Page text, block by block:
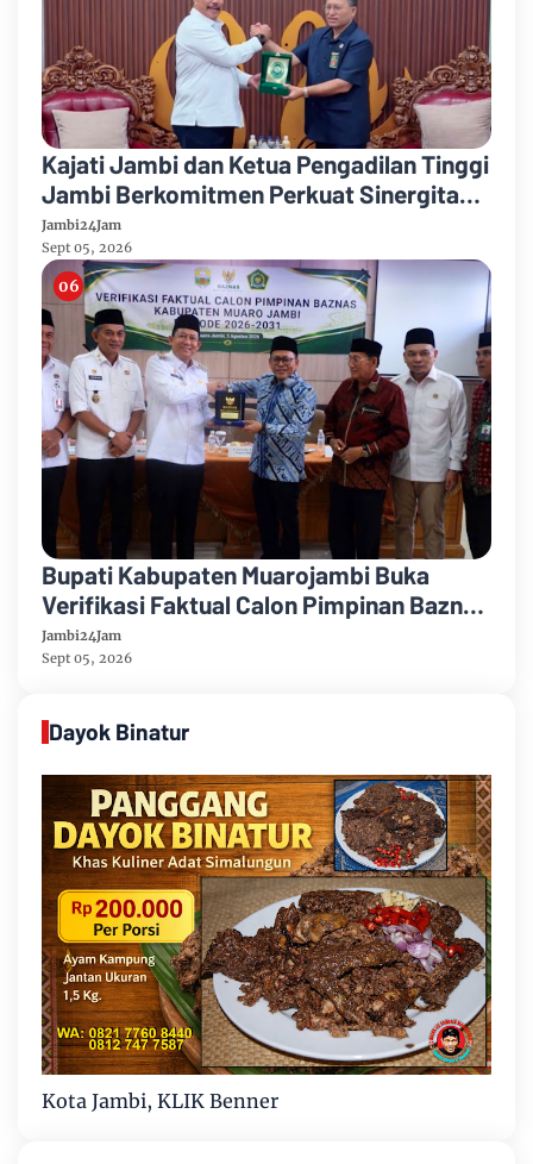
Kajati Jambi dan Ketua Pengadilan Tinggi
Jambi Berkomitmen Perkuat Sinergitas
Penegakan Hukum
Jambi24Jam
Sept 05, 2026
Bupati Kabupaten Muarojambi Buka
Verifikasi Faktual Calon Pimpinan Baznas
Tahun 2026-2031
Jambi24Jam
Sept 05, 2026
Dayok Binatur
Kota Jambi, KLIK Benner